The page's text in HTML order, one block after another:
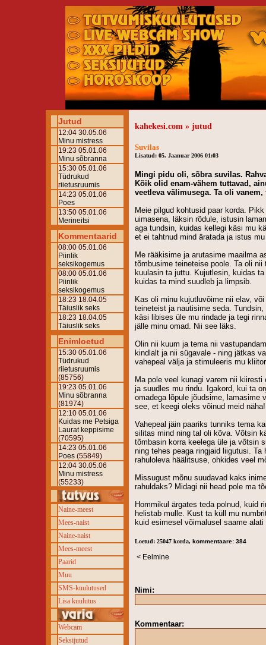
Jutud
12:04 30.05.06
Minu mistress
19:23 05.01.06
Minu sõbranna
15:30 05.01.06
Tüdrukud
riietusruumis
14:23 05.01.06
Poes
13:50 05.01.06
Merineitsi
Kommentaarid
08:00 05.01.06
Piinlik
seksikogemus
08:00 05.01.06
Piinlik
seksikogemus
18:23 18.04.05
Täiuslik seks
18:23 18.04.05
Täiuslik seks
Enimloetud
15:30 05.01.06
Tüdrukud
riietusruumis
(85756)
19:23 05.01.06
Minu sõbranna
(81974)
12:10 05.01.06
Kuidas me Petsiga
Laurat keppisime
(70595)
14:23 05.01.06
Poes(55849)
12:04 30.05.06
Minu mistress
(55233)
Naine-meest
Mees-naist
Naine-naist
Mees-meest
Paarid
Muu
SMS-kuulutused
Lisa kuulutus
Webcam
Seksijutud
kahekesi.com » jutud
Suvilas
Lisatud: 05. Jaanuar 2006 01:03
Mingi pidu oli, sõbra suvilas.
Kõik olid enam-vähem tuttavad,
veetleva välimusega. Ta oli
Meie pilgud kohtusid paar korda.
uimasena, läksin rõdule, istusin
aga tundsin, kuidas kellegi käsi mu
et ei tahtnud mind äratada ja istus
Me rääkisime ja arutasime maailma
tõmbusime teineteise poole. Ta oli
kuulasin ta juttu. Kujutlesin, kuidas
kuidas ta mind suudleb ja limpsib.
Kas oli minu kujutluvõime nii elav,
teineteist ja nautisime seda.
käsi libises üle mu rindade ja tegi
jälle minu omad. Nii see läks.
Olin nii kuum ja tema nii
kindlalt ja nii sügavale - ning jätkas
vahepeal välja ja stimuleeris mu
Ma pole veel kunagi varem nii
ja suudles mu rindu. Igakord, kui ta
omadega lõpule jõudsime, lamasime
see, et keegi oleks võinud meid näha!
Vahepeal jäin paariks tunniks tema
silitas mind ning tal oli kõva. Võtsin
tõmbasin korra keelega üle ja võtsin
ning tehes peaga ringjaid liigutusi.
rahuloleva häälitsuse, ohkides veel
Missugust mõnu suudavad kaks
rahuldaks? Midagi nii head pole ma
Hommikul ärgates teda polnud, kuid
helistab mulle. Kust ta küll mu
kuid esimesel võimalusel saame
Loetud: 25047 korda, kommentaare: 384
< Eelmine
Nimi:
Kommentaar: